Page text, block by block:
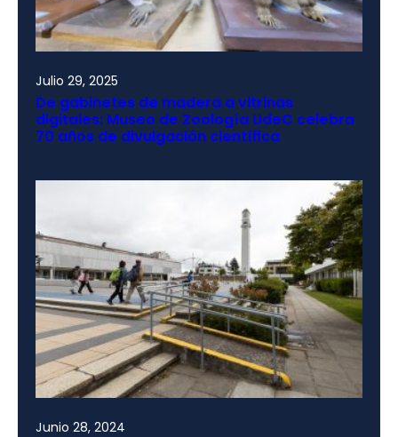
Julio 29, 2025
De gabinetes de madera a vitrinas
digitales: Museo de Zoología UdeC celebra
70 años de divulgación científica
Junio 28, 2024